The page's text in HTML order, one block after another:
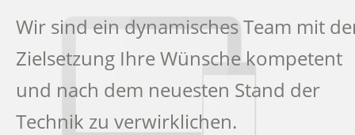
Wir sind ein dynamisches Team mit
Zielsetzung Ihre Wünsche kompetent
und nach dem neuesten Stand der
Technik zu verwirklichen.